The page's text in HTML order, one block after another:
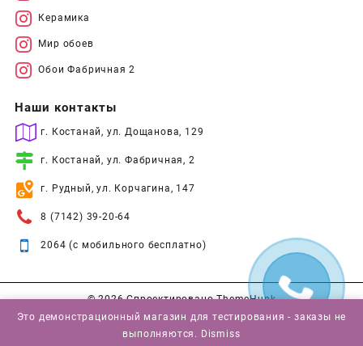
Керамика
Мир обоев
Обои Фабричная 2
Наши контакты
г. Костанай, ул. Дощанова, 129
г. Костанай, ул. Фабричная, 2
г. Рудный, ул. Корчагина, 147
8 (7142) 39-20-64
2064 (с мобильного бесплатно)
© 2026Спроектировано ThemeHunk
Это демонстрационный магазин для тестирования - заказы не
выполняются. Dismiss